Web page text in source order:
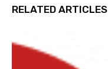
RELATED ARTICLES